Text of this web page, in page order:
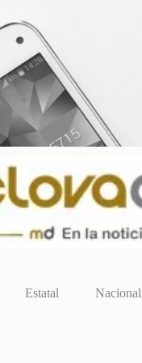
Estatal Nacional